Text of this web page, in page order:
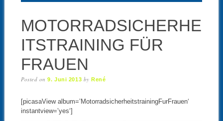
MOTORRADSICHERHE
ITSTRAINING FÜR
FRAUEN
Posted on9. Juni 2013 byRené
[picasaView album=’MotorradsicherheitstrainingFurFrauen‘
instantview=’yes‘]